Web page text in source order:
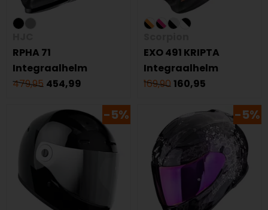
RPHA 71
Integraalhelm
479,95 454,99
EXO 491 KRIPTA
Integraalhelm
169,90 160,95
-5% -5%